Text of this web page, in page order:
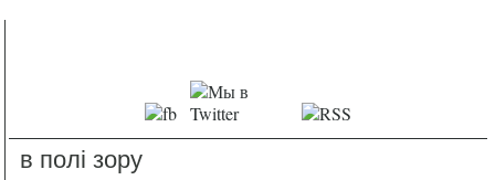
в полі зору